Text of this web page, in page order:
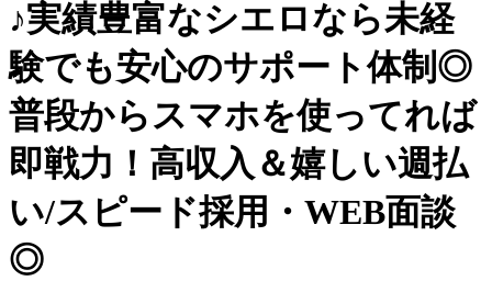
♪実績豊富なシエロなら未経
験でも安心のサポート体制◎
普段からスマホを使ってれば
即戦力！高収入＆嬉しい週払
い/スピード採用・WEB面談
◎